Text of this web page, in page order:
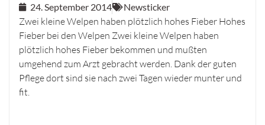
24. September 2014 Newsticker
Zwei kleine Welpen haben plötzlich hohes Fieber Hohes
Fieber bei den Welpen Zwei kleine Welpen haben
plötzlich hohes Fieber bekommen und mußten
umgehend zum Arzt gebracht werden. Dank der guten
Pflege dort sind sie nach zwei Tagen wieder munter und
fit.